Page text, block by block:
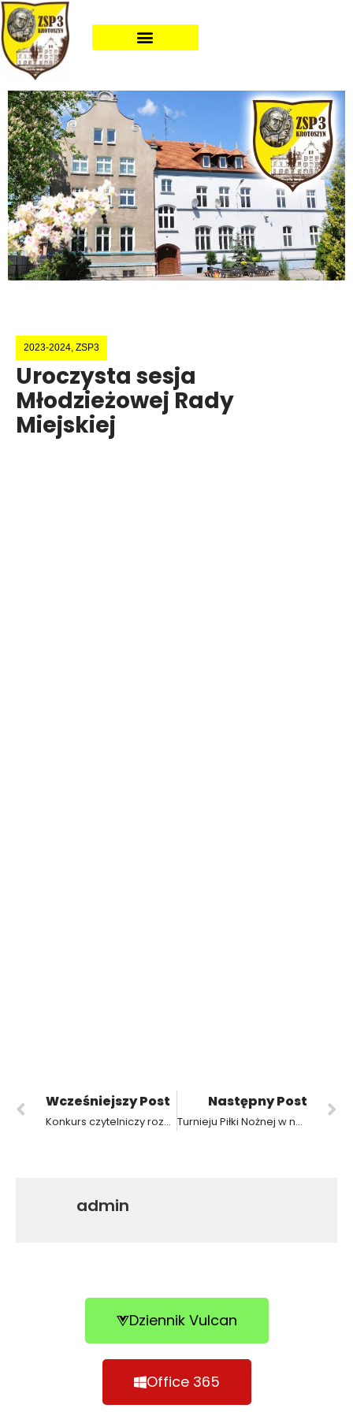
2023-2024 ZSP3
Uroczysta sesja
Młodzieżowej Rady
Miejskiej
Wcześniejszy Post
Konkurs czytelniczy rozstrzygnięty !!!
Następny Post
Turnieju Piłki Nożnej w naszej szkole
admin
Dziennik Vulcan
Office 365